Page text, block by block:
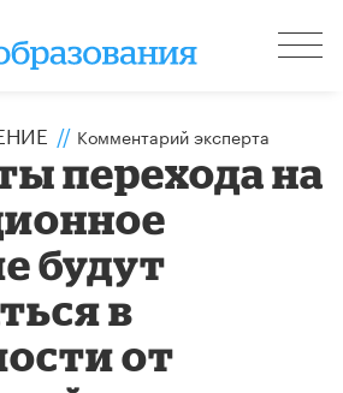
// Комментарий эксперта
перехода на
будут
в
от